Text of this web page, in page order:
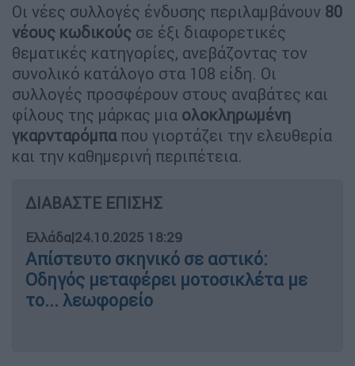
Οι νέες συλλογές ένδυσης περιλαμβάνουν 80
νέους κωδικούς σε έξι διαφορετικές
θεματικές κατηγορίες, ανεβάζοντας τον
συνολικό κατάλογο στα 108 είδη. Οι
συλλογές προσφέρουν στους αναβάτες και
φίλους της μάρκας μια ολοκληρωμένη
γκαρνταρόμπαπου γιορτάζει την ελευθερία
και την καθημερινή περιπέτεια.
ΔΙΑΒΑΣΤΕ ΕΠΙΣΗΣ
Ελλάδα|24.10.2025 18:29
Απίστευτο σκηνικό σε αστικό:
Οδηγός μεταφέρει μοτοσικλέτα με
το... λεωφορείο